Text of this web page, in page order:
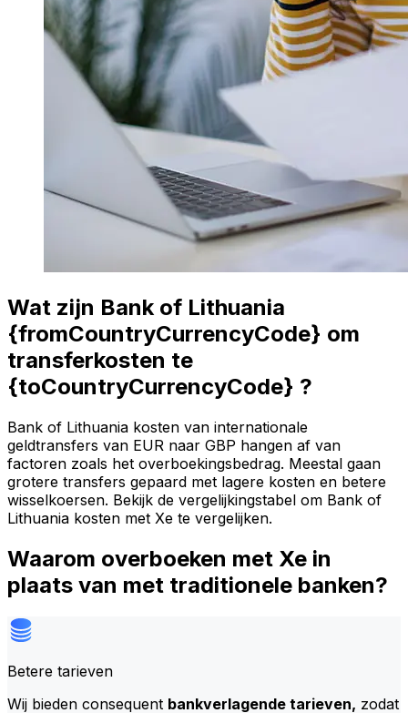
Wat zijn Bank of Lithuania
{fromCountryCurrencyCode} om
transferkosten te
{toCountryCurrencyCode} ?
Bank of Lithuania kosten van internationale
geldtransfers van EUR naar GBP hangen af van
factoren zoals het overboekingsbedrag. Meestal gaan
grotere transfers gepaard met lagere kosten en betere
wisselkoersen. Bekijk de vergelijkingstabel om Bank of
Lithuania kosten met Xe te vergelijken.
Waarom overboeken met Xe in
plaats van met traditionele banken?
Betere tarieven
Wij bieden consequent bankverlagende tarieven, zodat